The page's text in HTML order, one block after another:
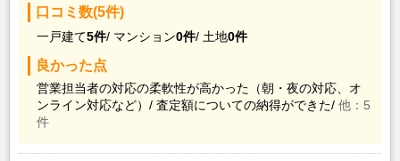
口コミ数(5件)
一戸建て5件/ マンション0件/ 土地0件
良かった点
営業担当者の対応の柔軟性が高かった（朝・夜の対応、オ
ンライン対応など）/ 査定額についての納得ができた/ 他：5
件